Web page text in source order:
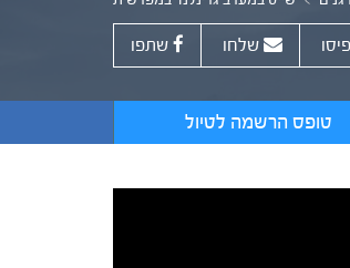
שלחו שתפו
טופס הרשמה לטיול